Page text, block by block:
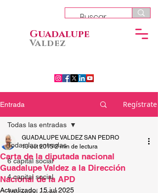
Guadalupe
Valdez
Entrada Regístrate
Todas las entradas
6 capital social
4 capital social
Todas las entradas
Carta de la diputada nacional
Guadalupe Valdez a la Dirección
Nacional de la APD
GUADALUPE VALDEZ SAN PEDRO
13 oct 2015 2 min de lectura
Actualizado: 15 jul 2025